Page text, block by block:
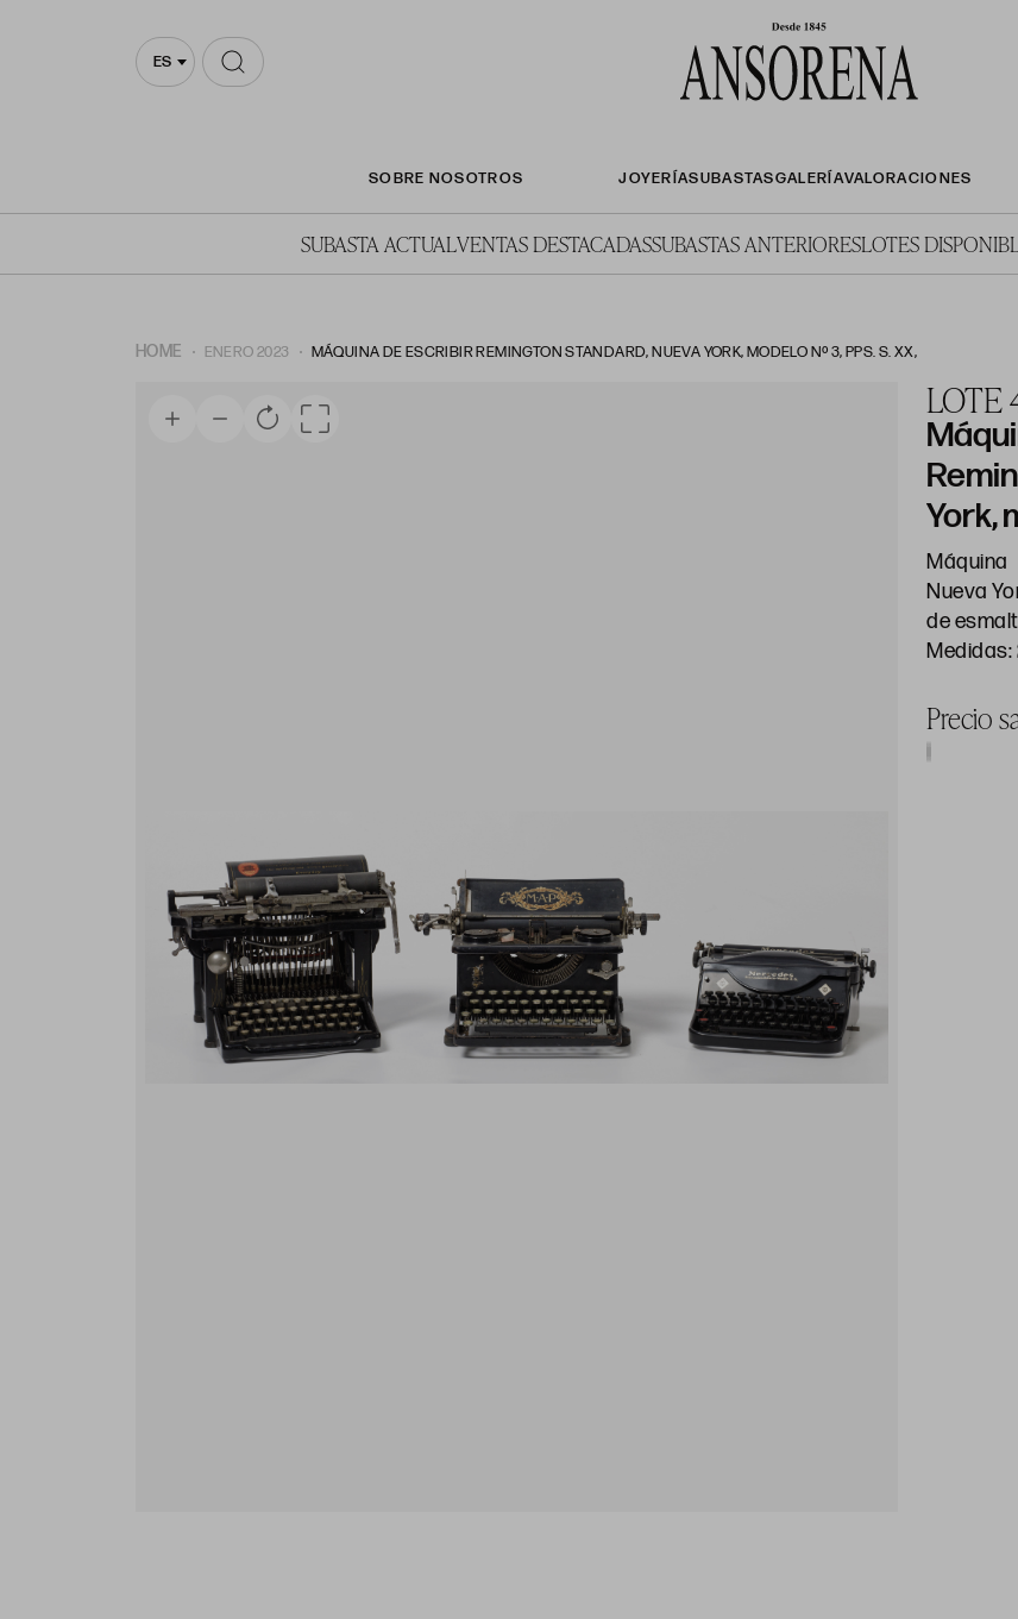
ES
SOBRE NOSOTROS JOYERÍASUBASTASGALERÍAVALORACIONES
SUBASTA ACTUALVENTAS DESTACADASSUBASTAS ANTERIORESLOTES
HOME ENERO 2023 MÁQUINA DE ESCRIBIR REMINGTON STANDARD, NUEVA YORK, MODELO Nº 3, PPS. S. XX,
LOTE
York,
Nueva
de
Medidas:
Precio